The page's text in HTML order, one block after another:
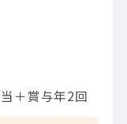
＋賞与年2回